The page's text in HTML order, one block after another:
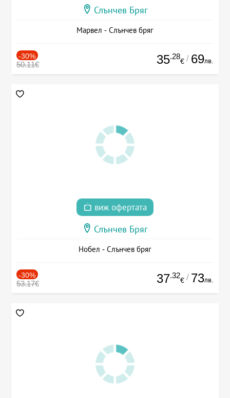
Слънчев Бряг
Марвел - Слънчев бряг
-30%
50.11€ 35.28
€ / 69лв.
виж офертата
Слънчев Бряг
Нобел - Слънчев бряг
-30%
53.17€ 37.32
€ / 73лв.